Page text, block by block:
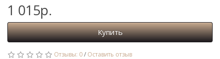
1 015р.
Купить
Отзывы: 0/ Оставить отзыв